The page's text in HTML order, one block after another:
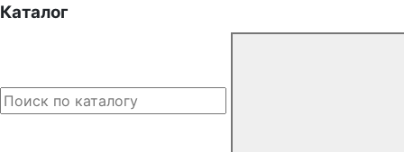
Каталог